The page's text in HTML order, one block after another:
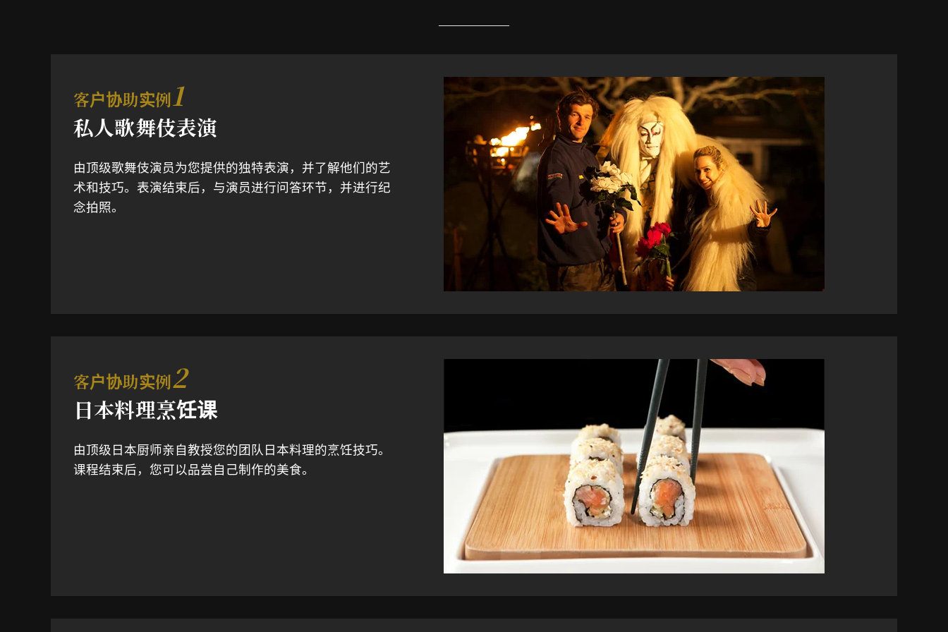
客户协助实例1
私人歌舞伎表演
由顶级歌舞伎演员为您提供的独特表演，并了解他们的艺
术和技巧。表演结束后，与演员进行问答环节，并进行纪
念拍照。
客户协助实例2
日本料理烹饪课
由顶级日本厨师亲自教授您的团队日本料理的烹饪技巧。
课程结束后，您可以品尝自己制作的美食。